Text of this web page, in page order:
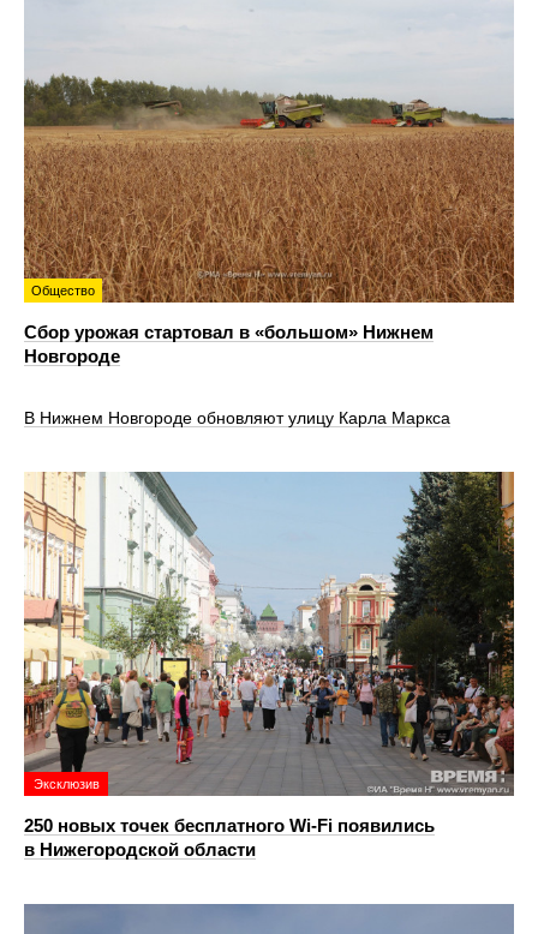
Общество
Сбор урожая стартовал в «большом» Нижнем
Новгороде
В Нижнем Новгороде обновляют улицу Карла Маркса
Эксклюзив
250 новых точек бесплатного Wi-Fi появились
в Нижегородской области